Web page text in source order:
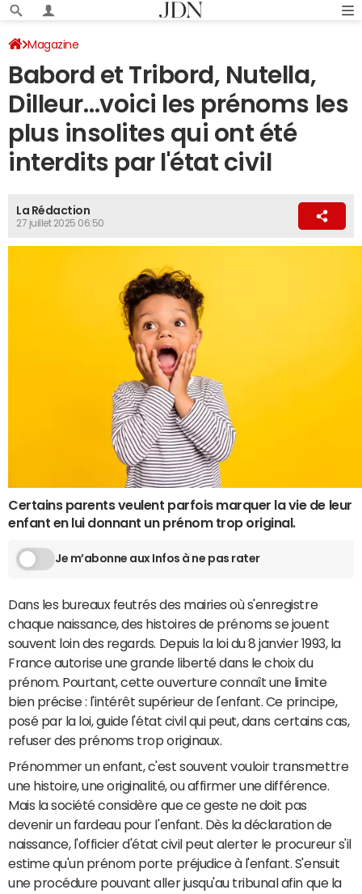
Magazine
Babord et Tribord, Nutella,
Dilleur…voici les prénoms les
plus insolites qui ont été
interdits par l'état civil
La Rédaction
27 juillet 2025 06:50
Certains parents veulent parfois marquer la vie de leur
enfant en lui donnant un prénom trop original.
Je m’abonne aux Infos à ne pas rater
Dans les bureaux feutrés des mairies où s'enregistre
chaque naissance, des histoires de prénoms se jouent
souvent loin des regards. Depuis la loi du 8 janvier 1993, la
France autorise une grande liberté dans le choix du
prénom. Pourtant, cette ouverture connaît une limite
bien précise : l'intérêt supérieur de l'enfant. Ce principe,
posé par la loi, guide l'état civil qui peut, dans certains cas,
refuser des prénoms trop originaux.
Prénommer un enfant, c'est souvent vouloir transmettre
une histoire, une originalité, ou affirmer une différence.
Mais la société considère que ce geste ne doit pas
devenir un fardeau pour l'enfant. Dès la déclaration de
naissance, l'officier d'état civil peut alerter le procureur s'il
estime qu'un prénom porte préjudice à l'enfant. S'ensuit
une procédure pouvant aller jusqu'au tribunal afin que la